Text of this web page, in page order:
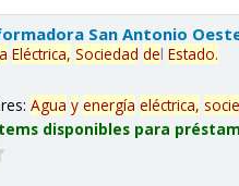
San Antonio
Eléctrica, Sociedad delEstado.
Agua y energía eléctrica,
disponibles para